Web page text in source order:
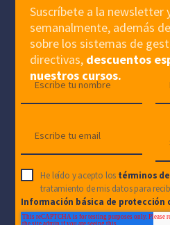
Suscríbete a la newsletter
semanalmente, además
sobre los sistemas de
directivas, descuentos
nuestros cursos.
He leído y acepto los términos
tratamiento de mis datos para
Información básica de protección